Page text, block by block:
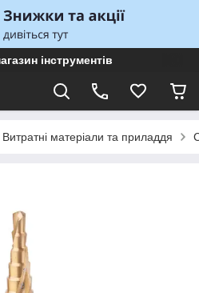
інструментів
Витратні матеріали та приладдя